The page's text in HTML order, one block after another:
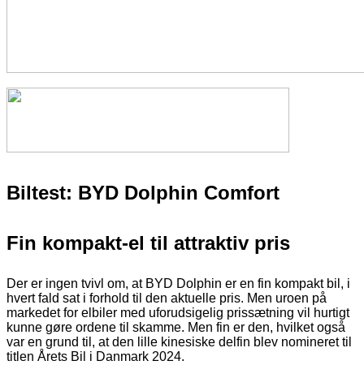
Biltest: BYD Dolphin Comfort
Fin kompakt-el til attraktiv pris
Der er ingen tvivl om, at BYD Dolphin er en fin kompakt bil, i
hvert fald sat i forhold til den aktuelle pris. Men uroen på
markedet for elbiler med uforudsigelig prissætning vil hurtigt
kunne gøre ordene til skamme. Men fin er den, hvilket også
var en grund til, at den lille kinesiske delfin blev nomineret til
titlen Årets Bil i Danmark 2024.